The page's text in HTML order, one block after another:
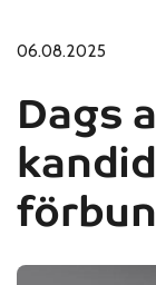
06.08.2025
Dags